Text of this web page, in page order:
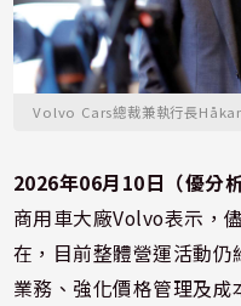
Volvo Cars總裁兼執行長
2026年06月10日（優分
商用車大廠Volvo表示，
在，目前整體營運活動
業務、強化價格管理及